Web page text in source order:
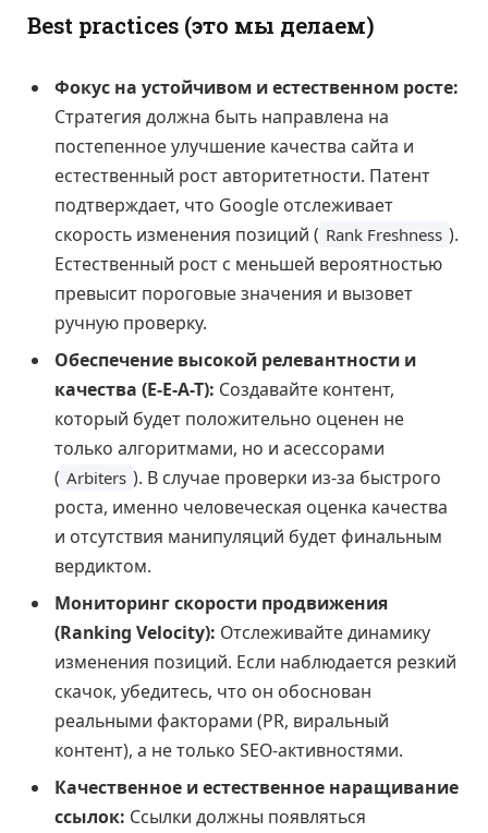
Best practices (это мы делаем)
Фокус на устойчивом и естественном росте:
Стратегия должна быть направлена на
постепенное улучшение качества сайта и
естественный рост авторитетности. Патент
подтверждает, что Google отслеживает
скорость изменения позиций ( Rank Freshness ).
Естественный рост с меньшей вероятностью
превысит пороговые значения и вызовет
ручную проверку.
Обеспечение высокой релевантности и
качества (E-E-A-T): Создавайте контент,
который будет положительно оценен не
только алгоритмами, но и асессорами
( Arbiters ). В случае проверки из-за быстрого
роста, именно человеческая оценка качества
и отсутствия манипуляций будет финальным
вердиктом.
Мониторинг скорости продвижения
(Ranking Velocity): Отслеживайте динамику
изменения позиций. Если наблюдается резкий
скачок, убедитесь, что он обоснован
реальными факторами (PR, виральный
контент), а не только SEO-активностями.
Качественное и естественное наращивание
ссылок: Ссылки должны появляться